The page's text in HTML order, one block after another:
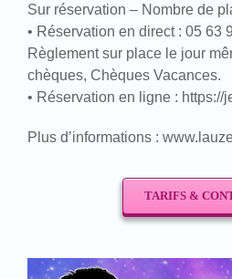
Sur réservation – Nombre de
• Réservation en direct : 05 63
Règlement sur place le jour
chèques, Chèques Vacances.
• Réservation en ligne : https://
Plus d’informations :
TARIFS &